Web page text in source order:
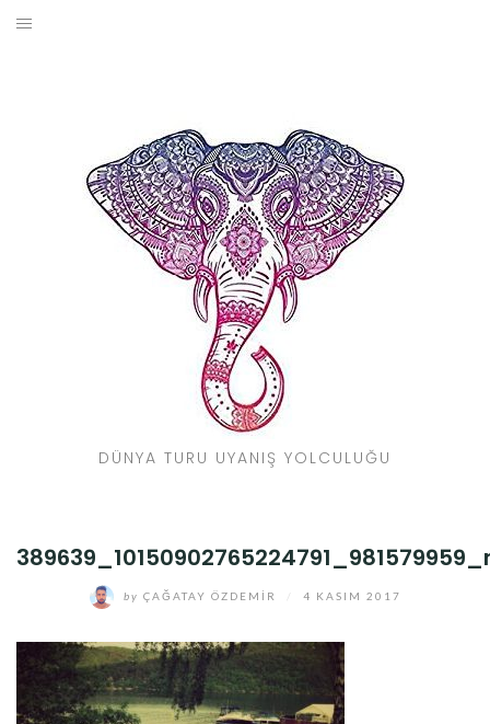
Skip
DÜNYA TURU UYANIŞ YOLCULUĞU
by ÇAĞATAY ÖZDEMIR 4 KASIM 2017
SEYAHAT REHBERI